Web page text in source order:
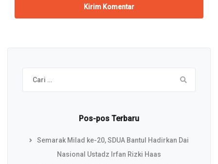
Cari
untuk:
Pos-pos Terbaru
Semarak Milad ke-20, SDUA Bantul Hadirkan Dai
Nasional Ustadz Irfan Rizki Haas